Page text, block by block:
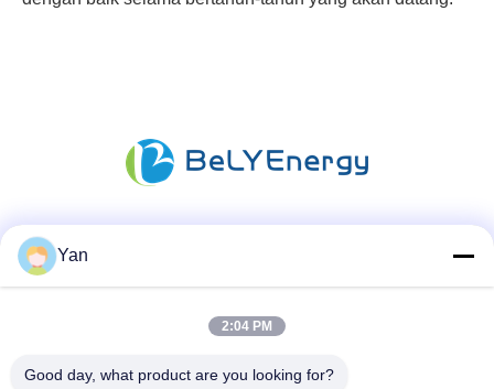
Yan
2:04 PM
Good day, what product are you looking for?